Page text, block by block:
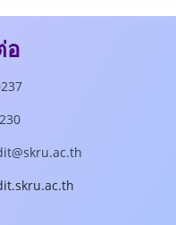
อ